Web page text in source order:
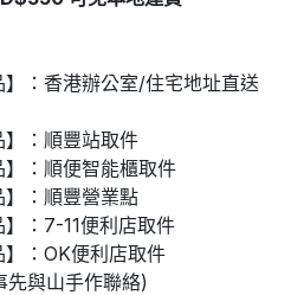
：香港辦公室/住宅地址直送
：順豐站取件
：順便智能櫃取件
：順豐營業點
：7-11便利店取件
：OK便利店取件
先與山手作聯絡)